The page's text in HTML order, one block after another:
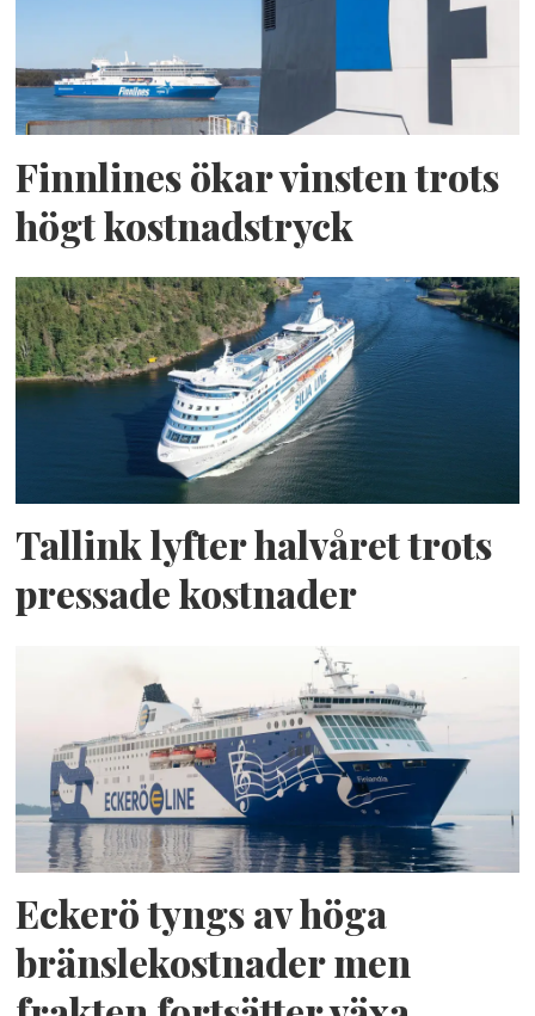
Finnlines ökar vinsten trots
högt kostnadstryck
Tallink lyfter halvåret trots
pressade kostnader
Eckerö tyngs av höga
bränslekostnader men